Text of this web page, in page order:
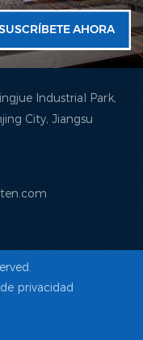
Industrial Park,
City, Jiangsu
privacidad